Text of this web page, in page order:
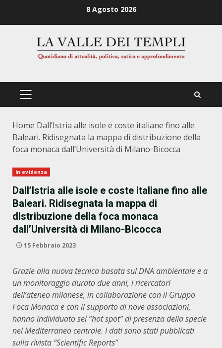
8 Agosto 2026
PRIMÄRES
Home Dall’Istria alle isole e coste italiane fino alle
Baleari. Ridisegnata la mappa di distribuzione della
foca monaca dall’Università di Milano-Bicocca
In evidenza
Dall’Istria alle isole e coste italiane fino alle
Baleari. Ridisegnata la mappa di
distribuzione della foca monaca
dall’Università di Milano-Bicocca
15 Febbraio 2023
Grazie alla nuova tecnica basata sul DNA ambientale e a
un monitoraggio durato due anni, i ricercatori
dell’ateneo milanese, in collaborazione con il Gruppo
Foca Monaca e con il supporto di nove associazioni,
hanno individuato sei “hot spot” di presenza della specie
nel Mediterraneo centrale. I dati sono stati pubblicati
sulla rivista “Scientific Reports”